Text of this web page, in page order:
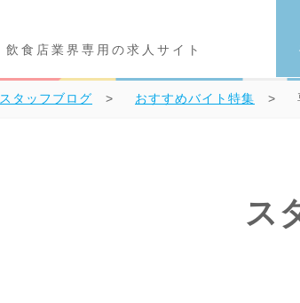
飲食店業界専用の求人サイト
スタッフブログ おすすめバイト特集
ス